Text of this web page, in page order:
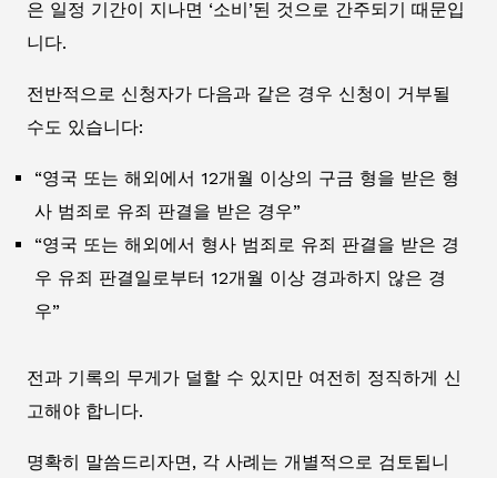
은 일정 기간이 지나면 ‘소비’된 것으로 간주되기 때문입
니다.
전반적으로 신청자가 다음과 같은 경우 신청이 거부될
수도 있습니다:
“영국 또는 해외에서 12개월 이상의 구금 형을 받은 형
사 범죄로 유죄 판결을 받은 경우”
“영국 또는 해외에서 형사 범죄로 유죄 판결을 받은 경
우 유죄 판결일로부터 12개월 이상 경과하지 않은 경
우”
전과 기록의 무게가 덜할 수 있지만 여전히 정직하게 신
고해야 합니다.
명확히 말씀드리자면, 각 사례는 개별적으로 검토됩니